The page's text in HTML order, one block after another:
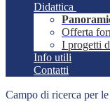
Didattica
Offerta
I progetti
Info utili
Contatti
Campo di ricerca per